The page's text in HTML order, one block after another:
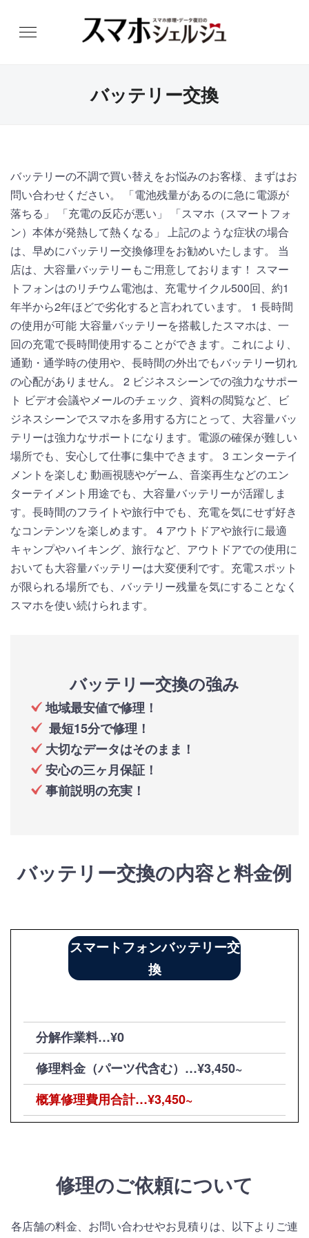
バッテリー交換
バッテリーの不調で買い替えをお悩みのお客様、まずはお
問い合わせください。 「電池残量があるのに急に電源が
落ちる」 「充電の反応が悪い」 「スマホ（スマートフォ
ン）本体が発熱して熱くなる」 上記のような症状の場合
は、早めにバッテリー交換修理をお勧めいたします。 当
店は、大容量バッテリーもご用意しております！ スマー
トフォンはのリチウム電池は、充電サイクル500回、約1
年半から2年ほどで劣化すると言われています。 1 長時間
の使用が可能 大容量バッテリーを搭載したスマホは、一
回の充電で長時間使用することができます。これにより、
通勤・通学時の使用や、長時間の外出でもバッテリー切れ
の心配がありません。 2 ビジネスシーンでの強力なサポー
ト ビデオ会議やメールのチェック、資料の閲覧など、ビ
ジネスシーンでスマホを多用する方にとって、大容量バッ
テリーは強力なサポートになります。電源の確保が難しい
場所でも、安心して仕事に集中できます。 3 エンターテイ
メントを楽しむ 動画視聴やゲーム、音楽再生などのエン
ターテイメント用途でも、大容量バッテリーが活躍しま
す。長時間のフライトや旅行中でも、充電を気にせず好き
なコンテンツを楽しめます。 4 アウトドアや旅行に最適
キャンプやハイキング、旅行など、アウトドアでの使用に
おいても大容量バッテリーは大変便利です。充電スポット
が限られる場所でも、バッテリー残量を気にすることなく
スマホを使い続けられます。
バッテリー交換の強み
地域最安値で修理！
最短15分で修理！
大切なデータはそのまま！
安心の三ヶ月保証！
事前説明の充実！
バッテリー交換の内容と料金例
スマートフォンバッテリー交
換
分解作業料…¥0
修理料金（パーツ代含む）…¥3,450~
概算修理費用合計…¥3,450~
修理のご依頼について
各店舗の料金、お問い合わせやお見積りは、以下よりご連